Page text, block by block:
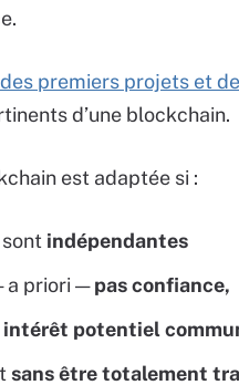
premiers projets et
d’une blockchain.
est adaptée si :
indépendantes
a priori —pas confiance,
intérêt potentiel
sans être totalement